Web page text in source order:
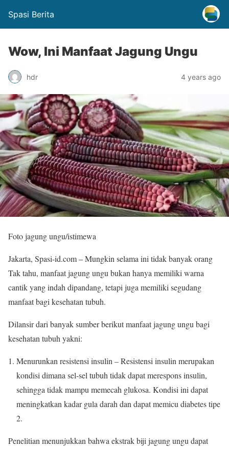
Spasi Berita
Wow, Ini Manfaat Jagung Ungu
hdr 4 years ago
Foto jagung ungu/istimewa
Jakarta, Spasi-id.com – Mungkin selama ini tidak banyak orang
Tak tahu, manfaat jagung ungu bukan hanya memiliki warna
cantik yang indah dipandang, tetapi juga memiliki segudang
manfaat bagi kesehatan tubuh.
Dilansir dari banyak sumber berikut manfaat jagung ungu bagi
kesehatan tubuh yakni:
Menurunkan resistensi insulin – Resistensi insulin merupakan
kondisi dimana sel-sel tubuh tidak dapat merespons insulin,
sehingga tidak mampu memecah glukosa. Kondisi ini dapat
meningkatkan kadar gula darah dan dapat memicu diabetes tipe
2.
Penelitian menunjukkan bahwa ekstrak biji jagung ungu dapat